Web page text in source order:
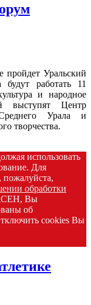
Уральский
работать 11
и народное
выступят Центр
Урала и
творчества.
использовать
Для
обработки
Вы
об
cookies Вы